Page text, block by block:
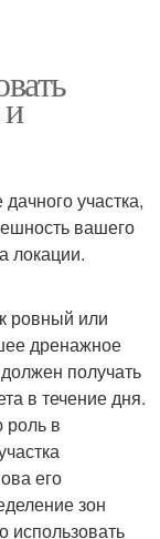
участка,
вашего
локации.
ровный или
дренажное
получать
в течение дня.
роль в
его
зон
использовать